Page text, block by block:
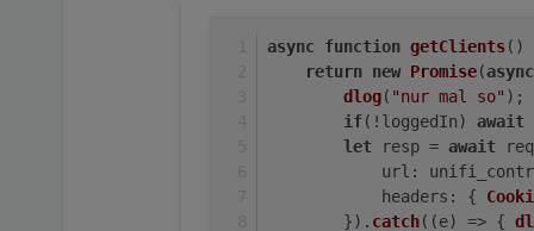
    });
Das einzige was man sich
Status sehen will. Zu finden
Ich habe mich bewusst für
kann. Z.B. Alexa, schalte
thewhobox
liv-in-sky
Ich hoffe Ihr habt nix
(Hätte da noch einen
EDIT: (13.09.2019) hier ist
Offline
async function getClients( )
return new Promise(async
dlog( "nur mal so" );
if(!loggedIn) await
let resp = await
url :
headers : {
        }).
catch( (e) => {